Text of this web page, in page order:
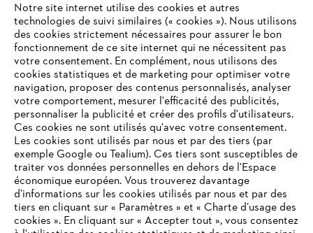
L'Entreprise
Questions / Réponses
Notre site internet utilise des cookies et autres
technologies de suivi similaires (« cookies »). Nous utilisons
des cookies strictement nécessaires pour assurer le bon
fonctionnement de ce site internet qui ne nécessitent pas
votre consentement. En complément, nous utilisons des
cookies statistiques et de marketing pour optimiser votre
navigation, proposer des contenus personnalisés, analyser
votre comportement, mesurer l'efficacité des publicités,
personnaliser la publicité et créer des profils d'utilisateurs.
Ces cookies ne sont utilisés qu'avec votre consentement.
Les cookies sont utilisés par nous et par des tiers (par
exemple Google ou Tealium). Ces tiers sont susceptibles de
traiter vos données personnelles en dehors de l'Espace
économique européen. Vous trouverez davantage
d’informations sur les cookies utilisés par nous et par des
tiers en cliquant sur « Paramètres » et « Charte d’usage des
cookies ». En cliquant sur « Accepter tout », vous consentez